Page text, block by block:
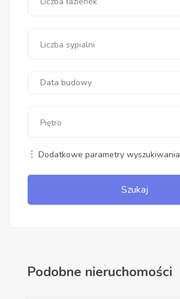
Liczba sypialni
Piętro
Dodatkowe parametry wyszukiwania
Szukaj
Podobne nieruchomości